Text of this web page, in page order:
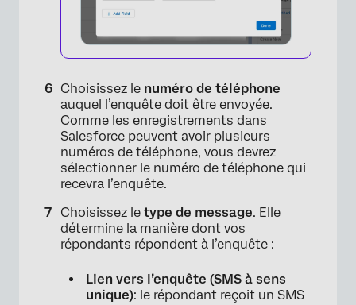
Choisissez le numéro de téléphone
auquel l’enquête doit être envoyée.
Comme les enregistrements dans
Salesforce peuvent avoir plusieurs
numéros de téléphone, vous devrez
sélectionner le numéro de téléphone qui
recevra l’enquête.
Choisissez le type de message. Elle
détermine la manière dont vos
répondants répondent à l’enquête :
Lien vers l’enquête (SMS à sens
unique): le répondant reçoit un SMS